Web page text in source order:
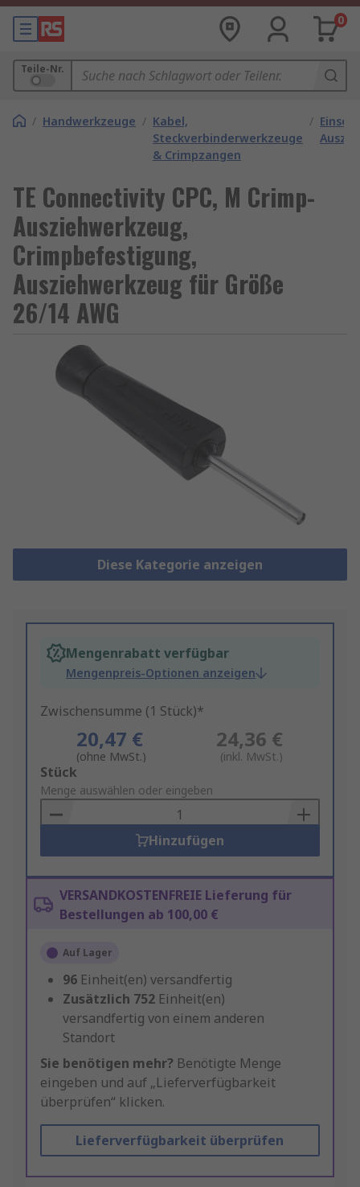
0
Teile-Nr.
/ Handwerkzeuge / Kabel,
Steckverbinderwerkzeuge
& Crimpzangen
/
TE Connectivity CPC, M Crimp-
Ausziehwerkzeug,
Crimpbefestigung,
Ausziehwerkzeug für Größe
26/14 AWG
Diese Kategorie anzeigen
Mengenrabatt verfügbar
Mengenpreis-Optionen anzeigen
Zwischensumme (1 Stück)*
20,47 €
(ohne MwSt.)
24,36 €
(inkl. MwSt.)
Add
to
Basket
Stück
Menge auswählen oder eingeben
Hinzufügen
VERSANDKOSTENFREIE Lieferung für
Bestellungen ab 100,00 €
Auf Lager
96 Einheit(en) versandfertig
Zusätzlich 752 Einheit(en)
versandfertig von einem anderen
Standort
Sie benötigen mehr? Benötigte Menge
eingeben und auf „Lieferverfügbarkeit
überprüfen“ klicken.
Lieferverfügbarkeit überprüfen